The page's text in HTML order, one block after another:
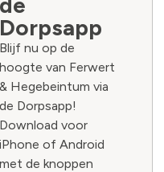
Dorpsapp
Blijf nu op de
hoogte van Ferwert
& Hegebeintum via
de Dorpsapp!
Download voor
iPhone of Android
met de knoppen